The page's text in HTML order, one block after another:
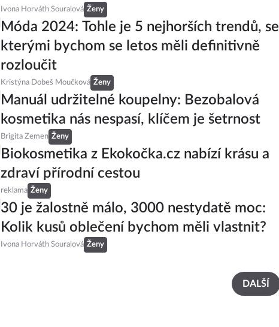
Ivona Horváth Souralová Ženy
Móda 2024: Tohle je 5 nejhorších trendů, se
kterými bychom se letos měli definitivně
rozloučit
Kristýna Dobeš Moučková Ženy
Manuál udržitelné koupelny: Bezobalová
kosmetika nás nespasí, klíčem je šetrnost
Brigita Zemen Ženy
Biokosmetika z Ekokočka.cz nabízí krásu a
zdraví přírodní cestou
reklama Ženy
30 je žalostně málo, 3000 nestydatě moc:
Kolik kusů oblečení bychom měli vlastnit?
Ivona Horváth Souralová Ženy
DALŠÍ